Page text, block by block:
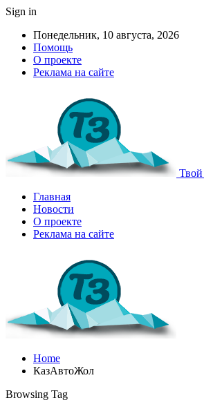
Sign in
Понедельник, 10 августа, 2026
Помощь
О проекте
Реклама на сайте
Главная
Новости
О проекте
Реклама на сайте
Home
КазАвтоЖол
Browsing Tag